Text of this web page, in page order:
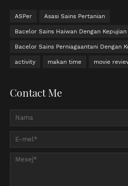
ASPer Asasi Sains Pertanian
Bacelor Sains Haiwan Dengan Kepujian
Bacelor Sains Perniagaantani Dengan
activity makan time movie
Contact Me